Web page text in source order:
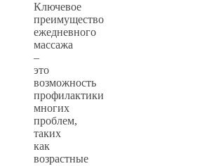
Ключевое
преимущество
ежедневного
массажа
–
это
возможность
профилактики
многих
проблем,
таких
как
возрастные